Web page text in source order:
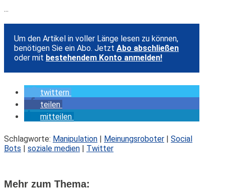
...
Um den Artikel in voller Länge lesen zu können,
benötigen Sie ein Abo. Jetzt Abo abschließen
oder mit bestehendem Konto anmelden!
twittern
teilen
mitteilen
Schlagworte: Manipulation | Meinungsroboter | Social
Bots | soziale medien | Twitter
Mehr zum Thema: